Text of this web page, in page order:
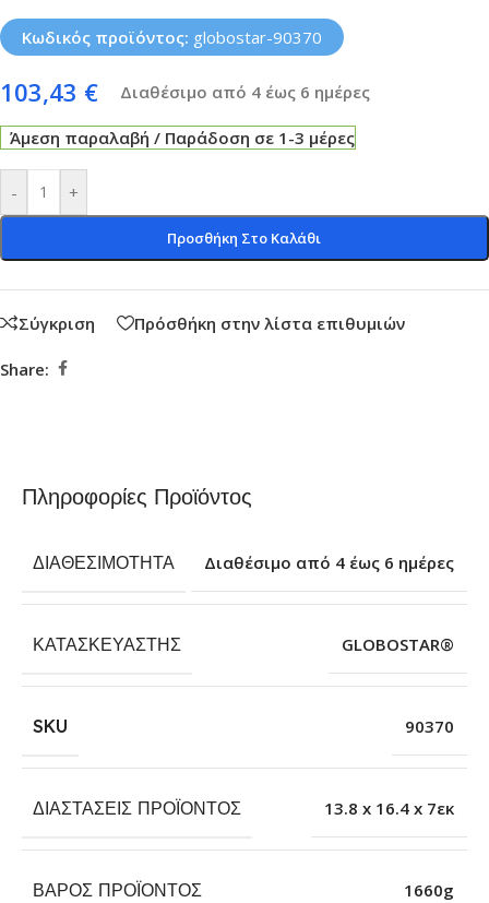
Κωδικός προϊόντος: globostar-90370
103,43 € Διαθέσιμο από 4 έως 6 ημέρες
Άμεση παραλαβή / Παράδοση σε 1-3 μέρες
- +
Προσθήκη Στο Καλάθι
Σύγκριση Πρόσθήκη στην λίστα επιθυμιών
Share:
Πληροφορίες Προϊόντος
ΔΙΑΘΕΣΙΜΌΤΗΤΑ Διαθέσιμο από 4 έως 6 ημέρες
ΚΑΤΑΣΚΕΥΑΣΤΉΣ GLOBOSTAR®
SKU 90370
ΔΙΑΣΤΆΣΕΙΣ ΠΡΟΪΌΝΤΟΣ 13.8 x 16.4 x 7εκ
ΒΆΡΟΣ ΠΡΟΪΌΝΤΟΣ 1660g